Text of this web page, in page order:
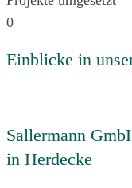
0
Einblicke in
Sallermann
in Herdecke